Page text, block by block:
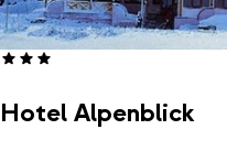
Hotel Alpenblick